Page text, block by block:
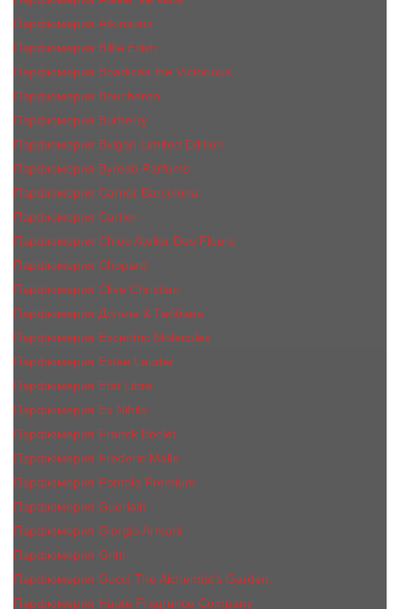
Парфюмерия Atkinsons
Парфюмерия Billie Eilish
Парфюмерия Boadicea the Victorious
Парфюмерия Boucheron
Парфюмерия Burberry
Парфюмерия Bvlgari Limited Edition
Парфюмерия Byredo Parfums
Парфюмерия Carner Barcelona
Парфюмерия Cartier
Парфюмерия Chloe Atelier Des Fleurs
Парфюмерия Сhopard
Парфюмерия Clive Christian
Парфюмерия Дольче & Габбана
Парфюмерия Escentric Molecules
Парфюмерия Estee Lаudеr
Парфюмерия Etat Libre
Парфюмерия Ex Nihilo
Парфюмерия Franck Boclet
Парфюмерия Frеderic Mаlle
Парфюмерия Fontela Premium
Парфюмерия Guerlain
Парфюмерия Giorgio Armani
Парфюмерия Gritti
Парфюмерия Gucci The Alchemist’s Garden.
Парфюмерия Haute Fragrance Company